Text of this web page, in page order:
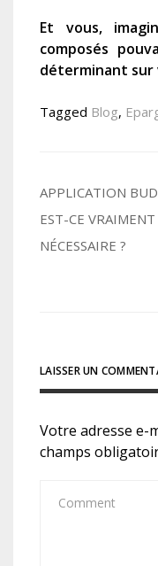
Et vous,
composés
déterminant sur
Tagged Blog,
de
APPLICATION
EST-CE VRAIMENT
NÉCESSAIRE ?
LAISSER UN
Votre adresse e-
champs